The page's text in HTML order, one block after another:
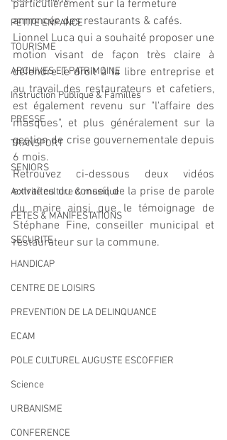
PETITE ENFANCE
TOURISME
ARCHIVES ET PATRIMOINE
Instruction Publique & Familles
PRESSE
TRANSPORT
SENIORS
Activité culture & musique
FETES & MANIFESTATIONS
SECURITE
HANDICAP
CENTRE DE LOISIRS
PREVENTION DE LA DELINQUANCE
ECAM
POLE CULTUREL AUGUSTE ESCOFFIER
Science
URBANISME
CONFERENCE
particulièrement sur la fermeture
annoncée des restaurants & cafés.
Lionnel Luca qui a souhaité proposer une
motion visant de façon très claire à
défendre le droit à la libre entreprise et
au travail des restaurateurs et cafetiers,
est également revenu sur "l'affaire des
masques", et plus généralement sur la
gestion de crise gouvernementale depuis
6 mois.
Retrouvez ci-dessous deux vidéos
extraites du conseil de la prise de parole
du maire ainsi que le témoignage de
Stéphane Fine, conseiller municipal et
restaurateur sur la commune.